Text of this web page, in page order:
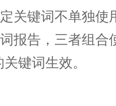
关键词不单独使
报告，三者组合
键词生效。